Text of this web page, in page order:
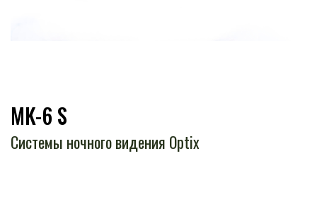
MK-6 S
Системы ночного видения Optix